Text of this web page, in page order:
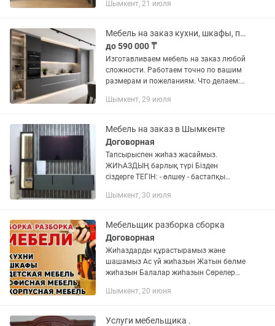
Прохожий: Купе шкаф, гардеробная.
Шымкент, 21 июля
Мебель на заказ кухни, шкафы, прихожие Шымкент. Тапсырыспен мебель
до 590 000 ₸
Изготавливаем мебель на заказ любой
сложности. Работаем точно по вашим
размерам и пожеланиям. Что делаем:
Шкафы-купе и распашные — Прихожие
Шымкент, 29 июля
Мебель на заказ в Шымкенте
Договорная
Тапсырыспен жиһаз жасаймыз.
ЖИҺАЗДЫҢ барлық түрі Бізден
сіздерге ТЕГІН: - өлшеу - бастапқы
толық бағасын шығару - келісім шарт
Шымкент, 30 июля
Мебельщик разборка сборка
Договорная
Жиһаздарды құрастырамыз және
шашамыз Ас үй жиһазын Жатын бөлме
жиһазын Балалар жиһазын Сөрелер
шұңғылша(мойка) орынын оямыз Ас
Ұсақ түйек...
Шымкент, 20 июня
Услуги мебельщика .